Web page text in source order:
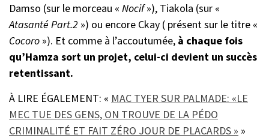
Damso (sur le morceau « Nocif»), Tiakola (sur «
Atasanté Part.2 ») ou encore Ckay ( présent sur le titre «
Cocoro »). Et comme à l’accoutumée, à chaque fois
qu’Hamza sort un projet, celui-ci devient un succès
retentissant.
À LIRE ÉGALEMENT: « MAC TYER SUR PALMADE: «LE
MEC TUE DES GENS, ON TROUVE DE LA PÉDO
CRIMINALITÉ ET FAIT ZÉRO JOUR DE PLACARDS » »